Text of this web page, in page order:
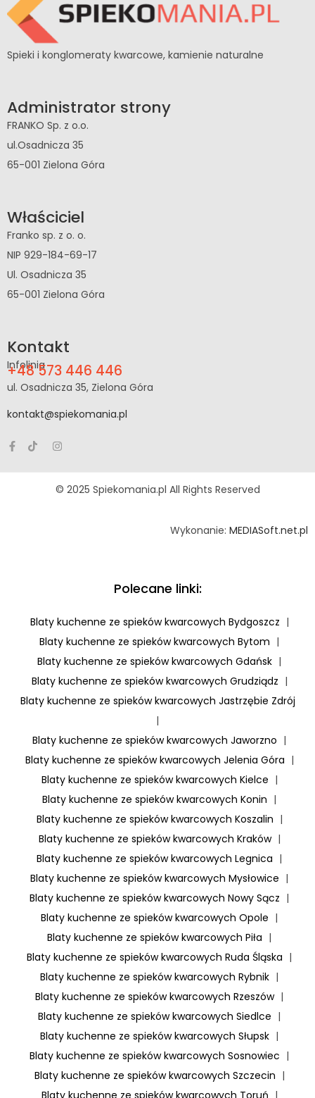
Spieki i konglomeraty kwarcowe, kamienie naturalne
Administrator strony
FRANKO Sp. z o.o.
ul.Osadnicza 35
65-001 Zielona Góra
Właściciel
Franko sp. z o. o.
NIP 929-184-69-17
Ul. Osadnicza 35
65-001 Zielona Góra
Kontakt
Infolinia
+48 573 446 446
ul. Osadnicza 35, Zielona Góra
kontakt@spiekomania.pl
© 2025 Spiekomania.pl All Rights Reserved
Wykonanie: MEDIASoft.net.pl
Polecane linki:
Blaty kuchenne ze spieków kwarcowych Bydgoszcz |
Blaty kuchenne ze spieków kwarcowych Bytom |
Blaty kuchenne ze spieków kwarcowych Gdańsk |
Blaty kuchenne ze spieków kwarcowych Grudziądz |
Blaty kuchenne ze spieków kwarcowych Jastrzębie Zdrój
|
Blaty kuchenne ze spieków kwarcowych Jaworzno |
Blaty kuchenne ze spieków kwarcowych Jelenia Góra |
Blaty kuchenne ze spieków kwarcowych Kielce |
Blaty kuchenne ze spieków kwarcowych Konin |
Blaty kuchenne ze spieków kwarcowych Koszalin |
Blaty kuchenne ze spieków kwarcowych Kraków |
Blaty kuchenne ze spieków kwarcowych Legnica |
Blaty kuchenne ze spieków kwarcowych Mysłowice |
Blaty kuchenne ze spieków kwarcowych Nowy Sącz |
Blaty kuchenne ze spieków kwarcowych Opole |
Blaty kuchenne ze spieków kwarcowych Piła |
Blaty kuchenne ze spieków kwarcowych Ruda Śląska |
Blaty kuchenne ze spieków kwarcowych Rybnik |
Blaty kuchenne ze spieków kwarcowych Rzeszów |
Blaty kuchenne ze spieków kwarcowych Siedlce |
Blaty kuchenne ze spieków kwarcowych Słupsk |
Blaty kuchenne ze spieków kwarcowych Sosnowiec |
Blaty kuchenne ze spieków kwarcowych Szczecin |
Blaty kuchenne ze spieków kwarcowych Toruń |